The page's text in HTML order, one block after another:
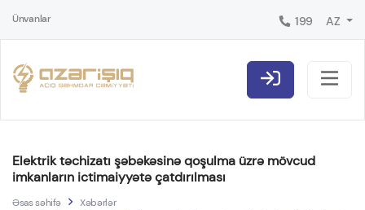
Ünvanlar 199 AZ
Elektrik təchizatı şəbəkəsinə qoşulma üzrə mövcud
imkanların ictimaiyyətə çatdırılması
Əsas səhifə
Xəbərlər